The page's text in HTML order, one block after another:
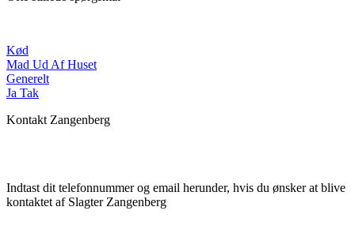
Kød
Mad Ud Af Huset
Generelt
Ja Tak
Kontakt Zangenberg
Indtast dit telefonnummer og email herunder, hvis du ønsker at blive
kontaktet af Slagter Zangenberg